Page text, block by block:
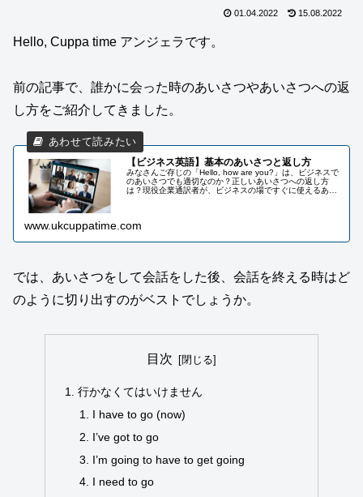
01.04.2022 15.08.2022
Hello, Cuppa time アンジェラです。
前の記事で、誰かに会った時のあいさつやあいさつへの返
し方をご紹介してきました。
【ビジネス英語】基本のあいさつと返し方
みなさんご存じの「Hello, how are you?」は、ビジネスで
のあいさつでも適切なのか？正しいあいさつへの返し方
は？現役企業通訳者が、ビジネスの場ですぐに使えるあい
www.ukcuppatime.com
では、あいさつをして会話をした後、会話を終える時はど
のように切り出すのがベストでしょうか。
目次
行かなくてはいけません
I have to go (now)
I’ve got to go
I’m going to have to get going
I need to go